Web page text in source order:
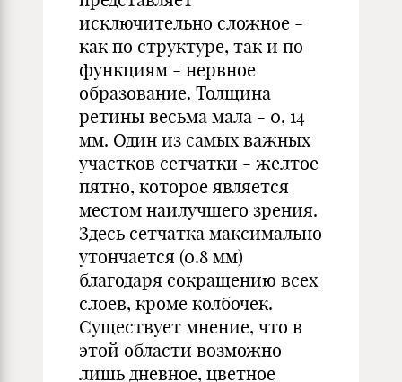
исключительно сложное -
как по структуре, так и по
функциям - нервное
образование. Толщина
ретины весьма мала - 0, 14
мм. Один из самых важных
участков сетчатки - желтое
пятно, которое является
местом наилучшего зрения.
Здесь сетчатка максимально
утончается (0.8 мм)
благодаря сокращению всех
слоев, кроме колбочек.
Существует мнение, что в
этой области возможно
лишь дневное, цветное